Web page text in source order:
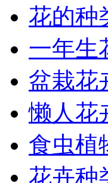
花的种
一年生
盆栽花
懒人花
食虫植
花卉种